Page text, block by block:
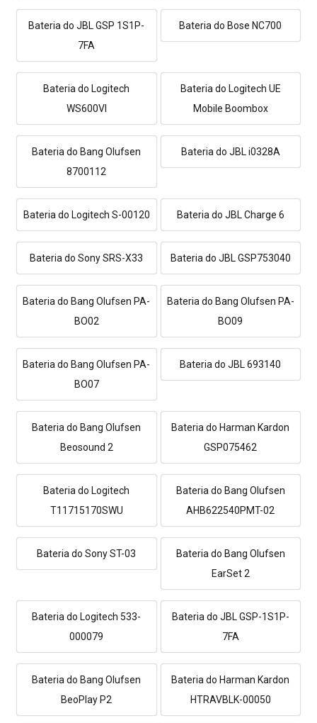
Bateria do JBL GSP 1S1P-
7FA
Bateria do Bose NC700
Bateria do Logitech
WS600VI
Bateria do Logitech UE
Mobile Boombox
Bateria do Bang Olufsen
8700112
Bateria do JBL i0328A
Bateria do Logitech S-00120 Bateria do JBL Charge 6
Bateria do Sony SRS-X33 Bateria do JBL GSP753040
Bateria do Bang Olufsen PA-
BO02
Bateria do Bang Olufsen PA-
BO09
Bateria do Bang Olufsen PA-
BO07
Bateria do JBL 693140
Bateria do Bang Olufsen
Beosound 2
Bateria do Harman Kardon
GSP075462
Bateria do Logitech
T11715170SWU
Bateria do Bang Olufsen
AHB622540PMT-02
Bateria do Sony ST-03
Bateria do Bang Olufsen
EarSet 2
Bateria do Logitech 533-
000079
Bateria do JBL GSP-1S1P-
7FA
Bateria do Bang Olufsen
BeoPlay P2
Bateria do Harman Kardon
HTRAVBLK-00050